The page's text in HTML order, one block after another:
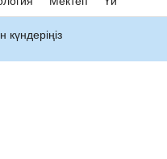
күндеріңіз